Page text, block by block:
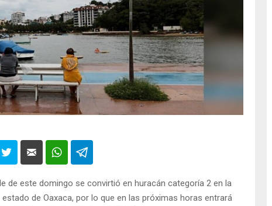
de este domingo se convirtió en huracán categoría 2 en la
de Oaxaca, por lo que en las próximas horas entrará